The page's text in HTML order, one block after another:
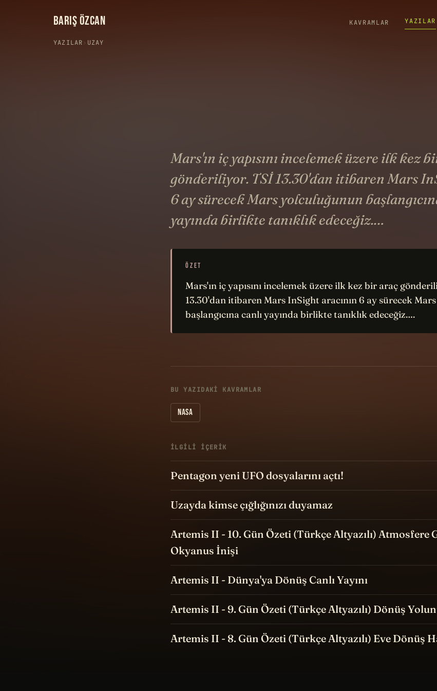
BARIŞ ÖZCAN KAVRAMLAR YAZILAR
YAZILAR › UZAY
Mars'ın iç yapısını incelemek üzere ilk kez
gönderiliyor. TSİ 13.30'dan itibaren Mars
6 ay sürecek Mars yolculuğunun
yayında birlikte tanıklık edeceğiz.…
ÖZET
Mars'ın iç yapısını incelemek üzere ilk kez bir araç
13.30'dan itibaren Mars InSight aracının 6 ay sürecek
başlangıcına canlı yayında birlikte tanıklık edeceğiz.…
BU YAZIDAKI KAVRAMLAR
NASA
İLGILI IÇERIK
Pentagon yeni UFO dosyalarını açtı!
Uzayda kimse çığlığınızı duyamaz
Artemis II - 10. Gün Özeti (Türkçe Altyazılı) Atmosfere
Okyanus İnişi
Artemis II - Dünya'ya Dönüş Canlı Yayını
Artemis II - 9. Gün Özeti (Türkçe Altyazılı) Dönüş
Artemis II - 8. Gün Özeti (Türkçe Altyazılı) Eve Dönüş